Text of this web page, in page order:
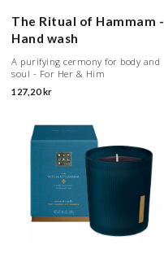
The Ritual of Hammam -
Hand wash
A purifying cermony for body and
soul - For Her & Him
127,20 kr